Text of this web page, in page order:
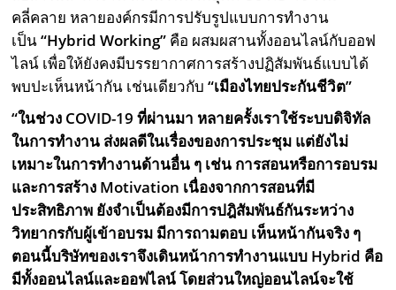
คลี่คลาย หลายองค์กรมีการปรับรูปแบบการทำงาน
เป็น“Hybrid Working” คือ ผสมผสานทั้งออนไลน์กับออฟ
ไลน์ เพื่อให้ยังคงมีบรรยากาศการสร้างปฏิสัมพันธ์แบบได้
พบปะเห็นหน้ากัน เช่นเดียวกับ“เมืองไทยประกันชีวิต”
“ในช่วง COVID-19 ที่ผ่านมา หลายครั้งเราใช้ระบบดิจิทัล
ในการทำงาน ส่งผลดีในเรื่องของการประชุม แต่ยังไม่
เหมาะในการทำงานด้านอื่น ๆ เช่น การสอนหรือการอบรม
และการสร้าง Motivation เนื่องจากการสอนที่มี
ประสิทธิภาพ ยังจำเป็นต้องมีการปฎิสัมพันธ์กันระหว่าง
วิทยากรกับผู้เข้าอบรม มีการถามตอบ เห็นหน้ากันจริง ๆ
ตอนนี้บริษัทของเราจึงเดินหน้าการทำงานแบบ Hybrid คือ
มีทั้งออนไลน์และออฟไลน์ โดยส่วนใหญ่ออนไลน์จะใช้